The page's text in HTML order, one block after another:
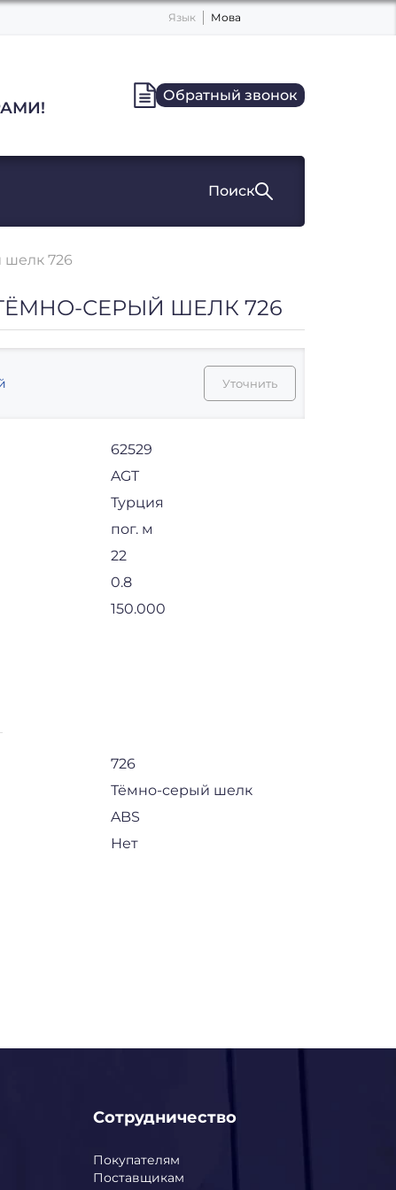
Язык Мова
Обратный звонок
Поиск
шелк 726
ТЁМНО-СЕРЫЙ ШЕЛК 726
Уточнить
62529
AGT
Турция
пог. м
22
0.8
150.000
726
Тёмно-серый шелк
ABS
Нет
Сотрудничество
Покупателям
Поставщикам